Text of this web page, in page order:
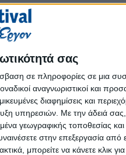
σας
σε πληροφορίες σε μια
αναγνωριστικοί και
διαφημίσεις και
υπηρεσιών. Με την άδειά σας,
γεωγραφικής τοποθεσίας
στην επεξεργασία από
μπορείτε να κάνετε κλικ για
• Ναυτιλία •
υδραυλικού